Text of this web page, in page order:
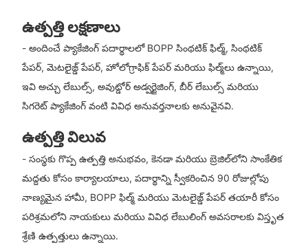
ఉత్పత్తి లక్షణాలు
- అందించే ప్యాకేజింగ్ పదార్థాలలో BOPP సింథటిక్ ఫిల్మ్, సింథటిక్
పేపర్, మెటలైజ్డ్ పేపర్, హోలోగ్రాఫిక్ పేపర్ మరియు ఫిల్మ్‌లు ఉన్నాయి,
ఇవి అచ్చు లేబుల్స్, అవుట్డోర్ అడ్వర్టైజింగ్, బీర్ లేబుల్స్ మరియు
సిగరెట్ ప్యాకేజింగ్ వంటి వివిధ అనువర్తనాలకు అనువైనవి.
ఉత్పత్తి విలువ
- సంస్థకు గొప్ప ఉత్పత్తి అనుభవం, కెనడా మరియు బ్రెజిల్‌లోని సాంకేతిక
మద్దతు కోసం కార్యాలయాలు, పదార్థాన్ని స్వీకరించిన 90 రోజుల్లోపు
నాణ్యమైన హామీ, BOPP ఫిల్మ్ మరియు మెటలైజ్డ్ పేపర్ తయారీ కోసం
పరిశ్రమలోని నాయకులు మరియు వివిధ లేబులింగ్ అవసరాలకు విస్తృత
శ్రేణి ఉత్పత్తులు ఉన్నాయి.